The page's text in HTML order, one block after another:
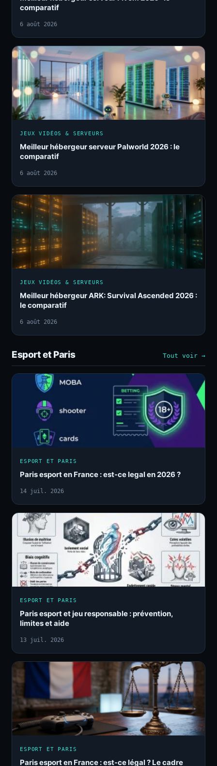
comparatif
6 août 2026
JEUX VIDÉOS & SERVEURS
Meilleur hébergeur serveur Palworld 2026 : le
comparatif
6 août 2026
JEUX VIDÉOS & SERVEURS
Meilleur hébergeur ARK: Survival Ascended 2026 :
le comparatif
6 août 2026
Esport et Paris Tout voir →
ESPORT ET PARIS
Paris esport en France : est-ce legal en 2026 ?
14 juil. 2026
ESPORT ET PARIS
Paris esport et jeu responsable : prévention,
limites et aide
13 juil. 2026
ESPORT ET PARIS
Paris esport en France : est-ce légal ? Le cadre